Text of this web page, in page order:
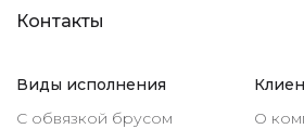
Контакты
Виды исполнения
С обвязкой брусом
О